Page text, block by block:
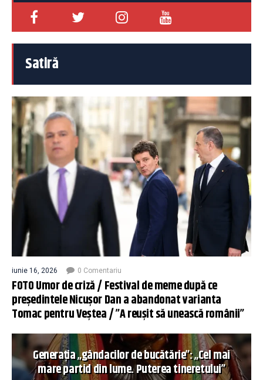
Satiră
iunie 16, 2026 0 Comentariu
FOTO Umor de criză / Festival de meme după ce
președintele Nicușor Dan a abandonat varianta
Tomac pentru Veștea / ”A reușit să unească românii”
Generația „gândacilor de bucătărie”: „Cel mai
mare partid din lume. Puterea tineretului”